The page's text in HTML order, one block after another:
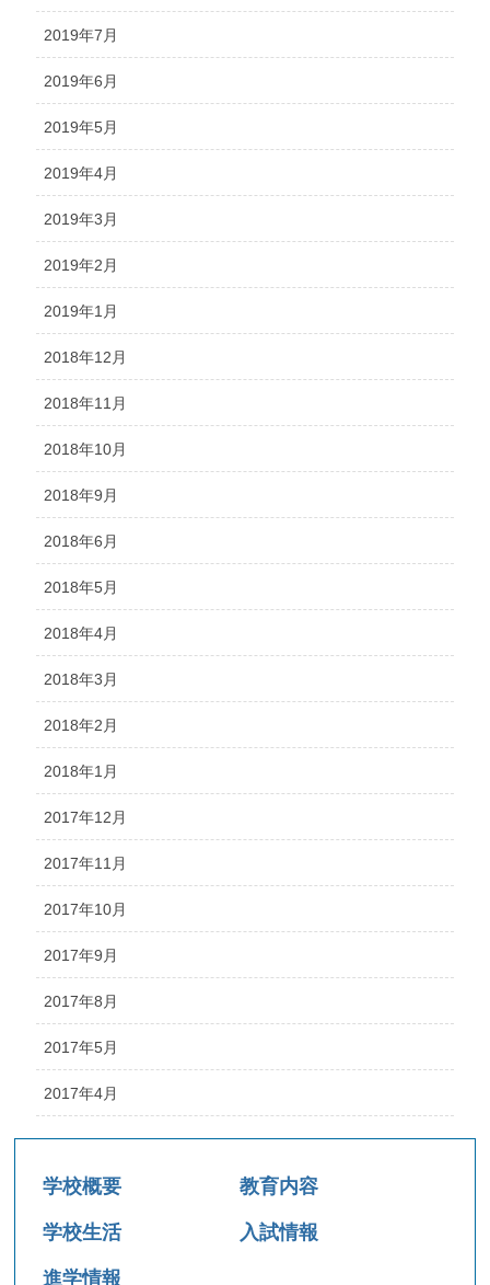
2019年7月
2019年6月
2019年5月
2019年4月
2019年3月
2019年2月
2019年1月
2018年12月
2018年11月
2018年10月
2018年9月
2018年6月
2018年5月
2018年4月
2018年3月
2018年2月
2018年1月
2017年12月
2017年11月
2017年10月
2017年9月
2017年8月
2017年5月
2017年4月
学校概要 教育内容
学校生活 入試情報
進学情報